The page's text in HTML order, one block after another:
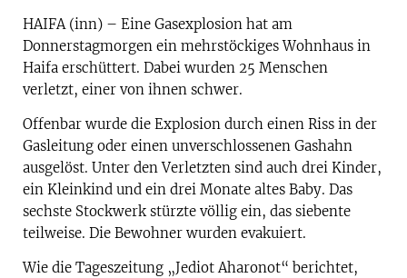
HAIFA (inn) – Eine Gasexplosion hat am
Donnerstagmorgen ein mehrstöckiges Wohnhaus in
Haifa erschüttert. Dabei wurden 25 Menschen
verletzt, einer von ihnen schwer.
Offenbar wurde die Explosion durch einen Riss in der
Gasleitung oder einen unverschlossenen Gashahn
ausgelöst. Unter den Verletzten sind auch drei Kinder,
ein Kleinkind und ein drei Monate altes Baby. Das
sechste Stockwerk stürzte völlig ein, das siebente
teilweise. Die Bewohner wurden evakuiert.
Wie die Tageszeitung „Jediot Aharonot“ berichtet,